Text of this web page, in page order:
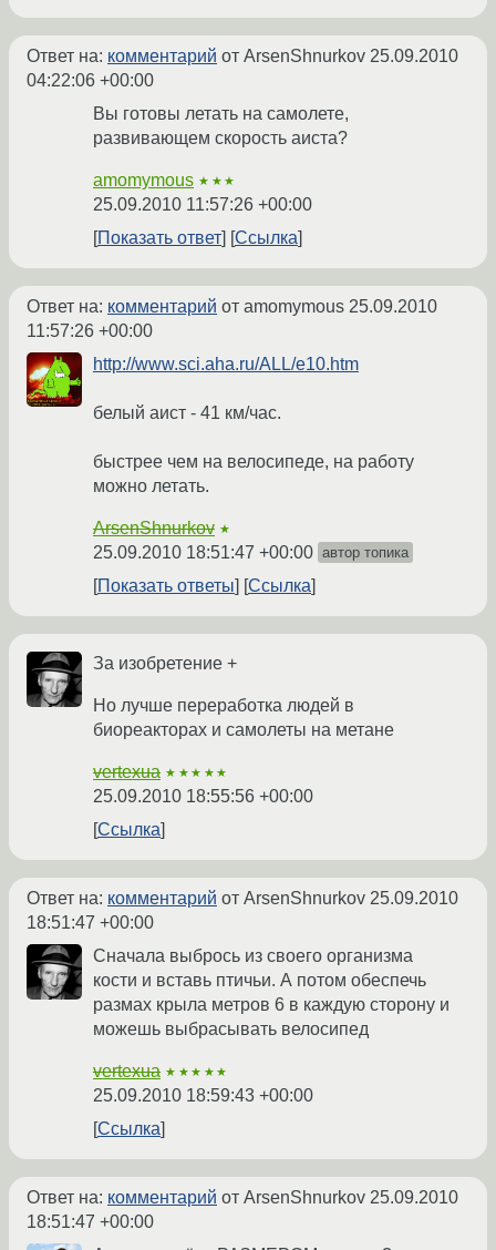
Ответ на: комментарий от ArsenShnurkov 25.09.2010
04:22:06 +00:00
Вы готовы летать на самолете,
развивающем скорость аиста?
amomymous ★★★
25.09.2010 11:57:26 +00:00
Показать ответ
Ссылка
Ответ на: комментарий от amomymous 25.09.2010
11:57:26 +00:00
http://www.sci.aha.ru/ALL/e10.htm
белый аист - 41 км/час.
быстрее чем на велосипеде, на работу
можно летать.
ArsenShnurkov ★
25.09.2010 18:51:47 +00:00 автор топика
Показать ответы Ссылка
За изобретение +
Но лучше переработка людей в
биореакторах и самолеты на метане
vertexua ★★★★★
25.09.2010 18:55:56 +00:00
Ссылка
Ответ на: комментарий от ArsenShnurkov 25.09.2010
18:51:47 +00:00
Сначала выбрось из своего организма
кости и вставь птичьи. А потом обеспечь
размах крыла метров 6 в каждую сторону и
можешь выбрасывать велосипед
vertexua ★★★★★
25.09.2010 18:59:43 +00:00
Ссылка
Ответ на: комментарий от ArsenShnurkov 25.09.2010
18:51:47 +00:00